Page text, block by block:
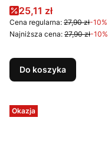
Cena promocyjna
25,11 zł
Cena regularna: 27,90 zł-10%
Najniższa cena: 27,90 zł-10%
Do koszyka
Okazja